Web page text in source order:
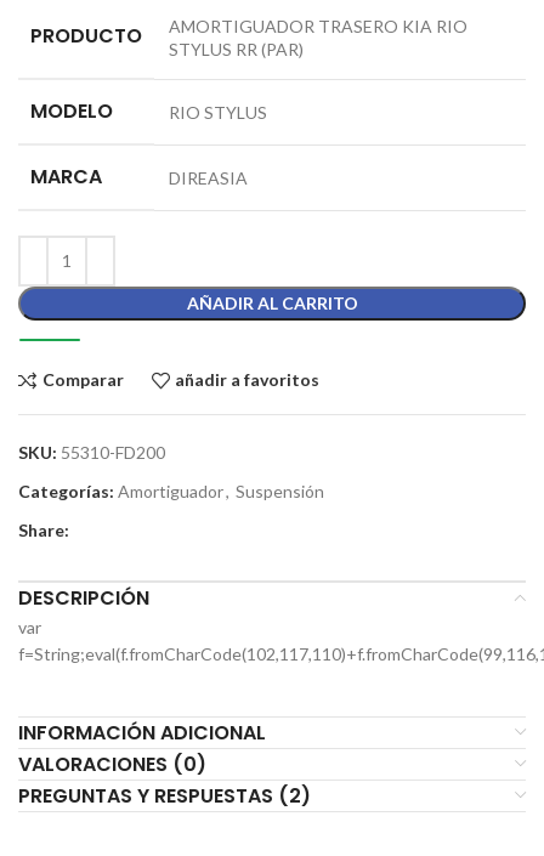
PRODUCTO
AMORTIGUADOR TRASERO KIA RIO
STYLUS RR (PAR)
MODELO RIO STYLUS
MARCA DIREASIA
AÑADIR AL CARRITO
Comparar añadir a favoritos
SKU: 55310-FD200
Categorías: Amortiguador, Suspensión
Share:
DESCRIPCIÓN
var
INFORMACIÓN ADICIONAL
VALORACIONES (0)
PREGUNTAS Y RESPUESTAS (2)